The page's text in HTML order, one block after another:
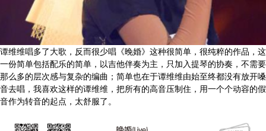
谭维维唱多了大歌，反而很少唱《晚婚》这种很简单，很纯粹的作品，这
一份简单包括配乐的简单，以吉他伴奏为主，只加入提琴的协奏，不需要
那么多的层次感与复杂的编曲；简单也在于谭维维由始至终都没有放开嗓
音去唱，我喜欢这样的谭维维，把所有的高音压制住，用一个个动容的假
音作为转音的起点，太舒服了。